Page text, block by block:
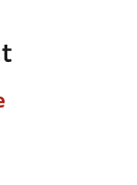
dem Merkzettel
enthält 0